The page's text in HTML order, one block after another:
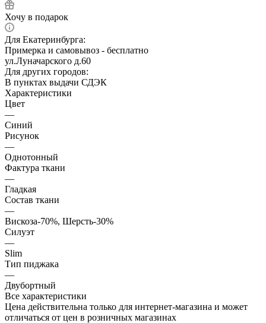
Хочу в подарок
Для Екатеринбурга:
Примерка и самовывоз - бесплатно
ул.Луначарского д.60
Для других городов:
В пунктах выдачи СДЭК
Характеристики
Цвет
—
Синий
Рисунок
—
Однотонный
Фактура ткани
—
Гладкая
Состав ткани
—
Вискоза-70%, Шерсть-30%
Силуэт
—
Slim
Тип пиджака
—
Двубортный
Все характеристики
Цена действительна только для интернет-магазина и может
отличаться от цен в розничных магазинах